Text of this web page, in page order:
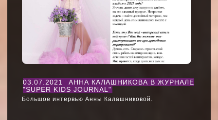
03.07.2021
АННА КАЛАШНИКОВА В ЖУРНАЛЕ
"SUPER KIDS JOURNAL"
Большое интервью Анны Калашниковой.